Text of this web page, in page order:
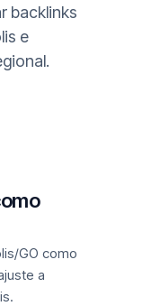
backlinks
e
GO como
a